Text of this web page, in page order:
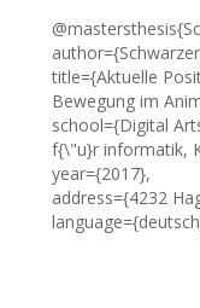
title={Aktuelle
Bewegung im
school={Digital
f{\"u}r informatik,
year={2017},
address={4232